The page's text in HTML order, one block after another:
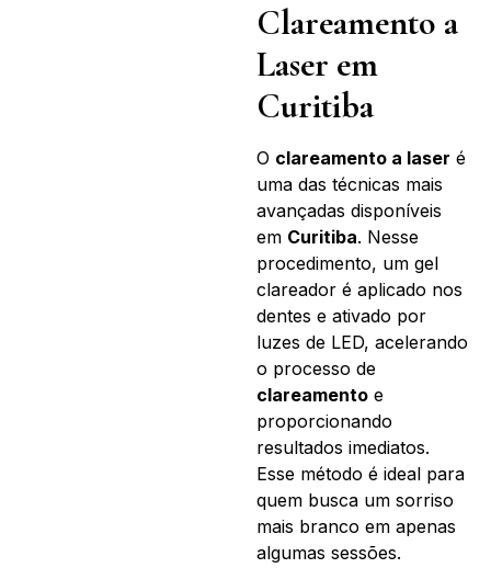
Clareamento a
Laser em
Curitiba
O clareamento a laser é
uma das técnicas mais
avançadas disponíveis
em Curitiba. Nesse
procedimento, um gel
clareador é aplicado nos
dentes e ativado por
luzes de LED, acelerando
o processo de
clareamento e
proporcionando
resultados imediatos.
Esse método é ideal para
quem busca um sorriso
mais branco em apenas
algumas sessões.